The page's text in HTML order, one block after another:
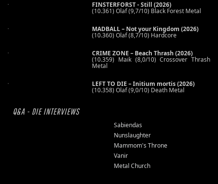
FINSTERFORST - Still (2026)
(10.361) Olaf (9,7/10) Black Forest Metal
MADBALL – Not your Kingdom (2026)
(10.360) Olaf (8,7/10) Hardcore
CRIME ZONE – Beach Thrash (2026)
(10.359) Maik (8,0/10) Crossover Thrash
Metal
LEFT TO DIE – Initium mortis (2026)
(10.358) Olaf (9,0/10) Death Metal
Q&A - DIE INTERVIEWS
Sabiendas
Nunslaughter
Mammom's Throne
Vanir
Metal Church